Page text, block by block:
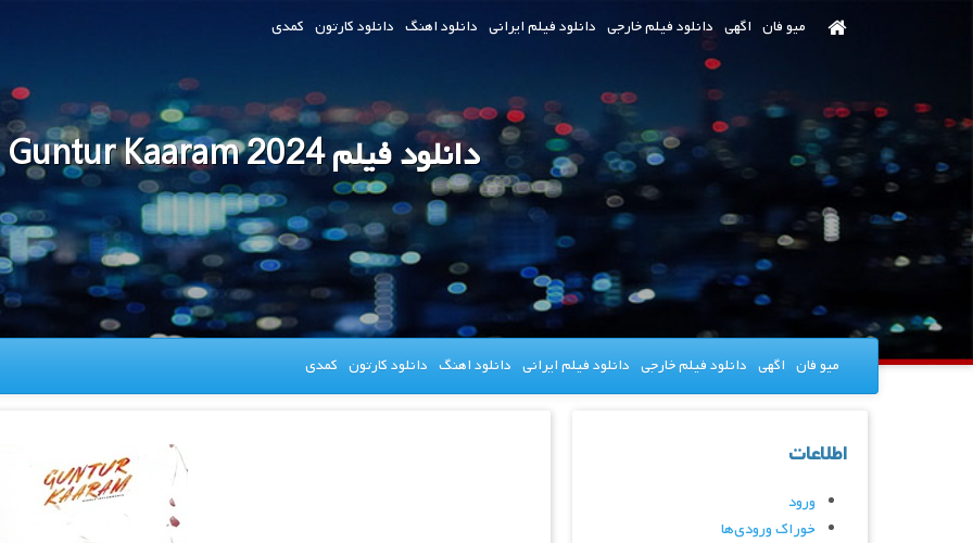
میو فان اگهی دانلود فیلم خارجی دانلود فیلم ایرانی دانلود اهنگ دانلود کارتون کمدی
دانلود فیلم Guntur Kaaram 2024
میو فان اگهی دانلود فیلم خارجی دانلود فیلم ایرانی دانلود اهنگ دانلود کارتون کمدی
اطلاعات
ورود
خوراک ورودی‌ها